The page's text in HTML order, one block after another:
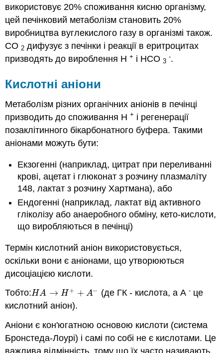
використовує 20% споживання кисню організму,
цей печінковий метаболізм становить 20%
виробництва вуглекислого газу в організмі також.
CO 2 дифузує з печінки і реакції в еритроцитах
призводять до вироблення Н+ і HCO3
-.
Кислотні аніони
Метаболізм різних органічних аніонів в печінці
призводить до споживання Н+ і регенерації
позаклітинного бікарбонатного буфера. Такими
аніонами можуть бути:
Екзогенні (наприклад, цитрат при переливанні
крові, ацетат і глюконат з розчину плазмаліту
148, лактат з розчину Хартмана), або
Ендогенні (наприклад, лактат від активного
гліколізу або анаеробного обміну, кето-кислоти,
що виробляються в печінці)
Термін кислотний аніон використовується,
оскільки вони є аніонами, що утворюються
дисоціацією кислоти.
Тобто:HA → H+ + A−
HA→H ++A − (де ГК - кислота, а А- це
кислотний аніон).
Аніони є кон'югатною основою кислоти (система
Бронстеда-Лоурі) і самі по собі не є кислотами. Це